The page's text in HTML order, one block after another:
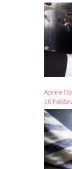
Aprire
10